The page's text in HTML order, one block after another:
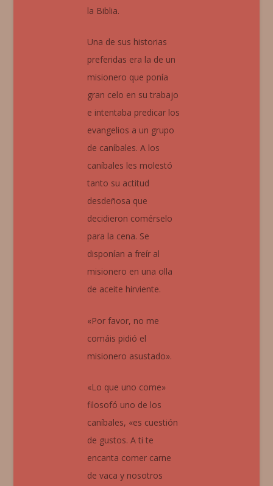
la Biblia.
Una de sus historias
preferidas era la de un
misionero que ponía
gran celo en su trabajo
e intentaba predicar los
evangelios a un grupo
de caníbales. A los
caníbales les molestó
tanto su actitud
desdeñosa que
decidieron comérselo
para la cena. Se
disponían a freír al
misionero en una olla
de aceite hirviente.
«Por favor, no me
comáis pidió el
misionero asustado».
«Lo que uno come»
filosofó uno de los
caníbales, «es cuestión
de gustos. A ti te
encanta comer carne
de vaca y nosotros